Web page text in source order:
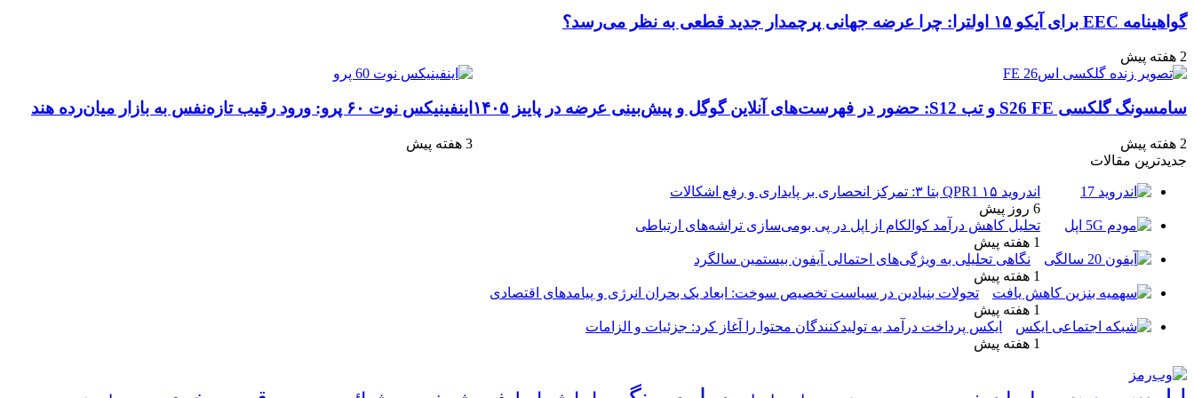
گواهینامه EEC برای آیکو ۱۵ اولترا: چرا عرضه جهانی پرچمدار جدید قطعی به نظر می‌رسد؟
2 هفته پیش
سامسونگ گلکسی S26 FE و تب S12: حضور در فهرست‌های آنلاین گوگل و پیش‌بینی عرضه در پاییز ۱۴۰۵
2 هفته پیش
اینفینیکس نوت ۶۰ پرو: ورود رقیب تازه‌نفس به بازار میان‌رده هند
3 هفته پیش
جدیدترین مقالات
اندروید ۱۵ QPR1 بتا ۳: تمرکز انحصاری بر پایداری و رفع اشکالات
6 روز پیش
تحلیل کاهش درآمد کوالکام از اپل در پی بومی‌سازی تراشه‌های ارتباطی
1 هفته پیش
نگاهی تحلیلی به ویژگی‌های احتمالی آیفون بیستمین سالگرد
1 هفته پیش
تحولات بنیادین در سیاست تخصیص سوخت: ابعاد یک بحران انرژی و پیامدهای اقتصادی
1 هفته پیش
ایکس پرداخت درآمد به تولیدکنندگان محتوا را آغاز کرد: جزئیات و الزامات
1 هفته پیش